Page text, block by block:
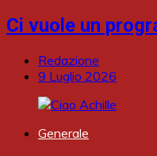
Ci vuole un
Redazione
9 Luglio 2026
Generale